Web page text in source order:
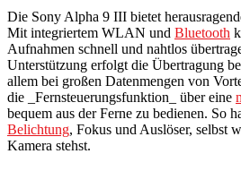
Die Sony Alpha 9 III bietet
Mit integriertem WLAN und Bluetooth
Aufnahmen schnell und nahtlos
Unterstützung erfolgt die Übertragung
allem bei großen Datenmengen von
die _Fernsteuerungsfunktion_ über eine
bequem aus der Ferne zu bedienen. So
Belichtung, Fokus und Auslöser, selbst
Kamera stehst.